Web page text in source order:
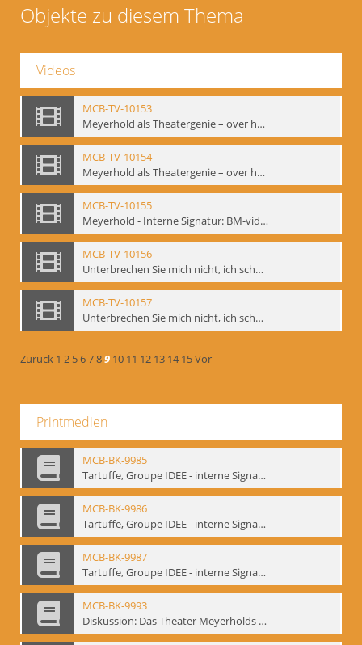
Objekte zu diesem Thema
Videos
MCB-TV-10153
Meyerhold als Theatergenie – over het mechanik van de acteursexpressie, Ausschnitt 4 - Interne Signatur: BM-vid-108_A4
MCB-TV-10154
Meyerhold als Theatergenie – over het mechanik van de acteursexpressie, Ausschnitt 5 - Interne Signatur: BM-vid-108_A5
MCB-TV-10155
Meyerhold - Interne Signatur: BM-vid-116
MCB-TV-10156
Unterbrechen Sie mich nicht, ich schweige!, Berlin 2006 - Interne Signatur: BM-vid-126
MCB-TV-10157
Unterbrechen Sie mich nicht, ich schweige!, Berlin 2006 - Interne Signatur: BM-vid-127
Zurück 1 2 56789 10 11 12 13 14 15Vor
Printmedien
MCB-BK-9985
Tartuffe, Groupe IDEE - interne Signatur: BM-prt-192
MCB-BK-9986
Tartuffe, Groupe IDEE - interne Signatur: BM-prt-193
MCB-BK-9987
Tartuffe, Groupe IDEE - interne Signatur: BM-prt-194
MCB-BK-9993
Diskussion: Das Theater Meyerholds und die Biomechanik, 18.09.1995 - interne Signatur: BM-prt-200